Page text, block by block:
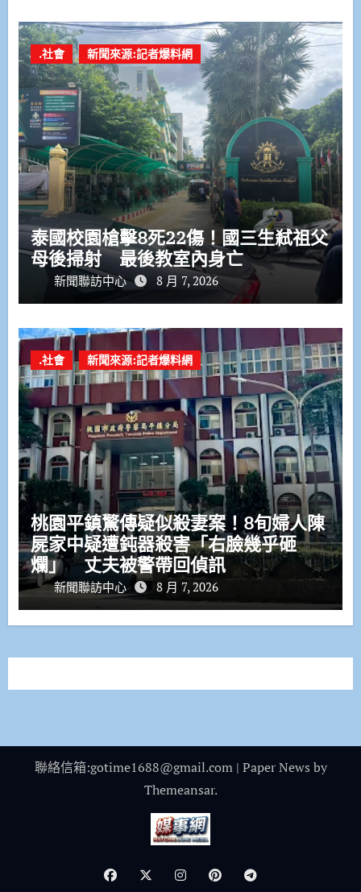
.社會 新聞來源:記者爆料網
泰國校園槍擊8死22傷！國三生弒祖父
母後掃射 最後教室內身亡
新聞聯訪中心 8 月 7, 2026
.社會 新聞來源:記者爆料網
桃園平鎮驚傳疑似殺妻案！8旬婦人陳
屍家中疑遭鈍器殺害「右臉幾乎砸
爛」 丈夫被警帶回偵訊
新聞聯訪中心 8 月 7, 2026
聯絡信箱:gotime1688@gmail.com | Paper News by
Themeansar.